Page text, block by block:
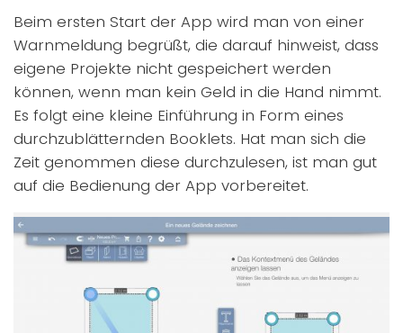
Beim ersten Start der App wird man von einer
Warnmeldung begrüßt, die darauf hinweist, dass
eigene Projekte nicht gespeichert werden
können, wenn man kein Geld in die Hand nimmt.
Es folgt eine kleine Einführung in Form eines
durchzublätternden Booklets. Hat man sich die
Zeit genommen diese durchzulesen, ist man gut
auf die Bedienung der App vorbereitet.